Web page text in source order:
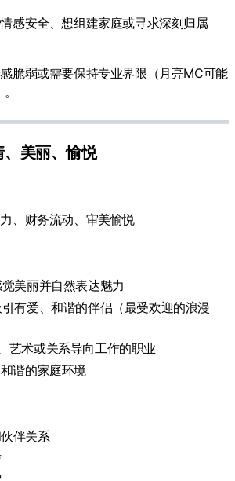
感安全、想组建家庭或寻求深刻归属
脆弱或需要保持专业界限（月亮MC可能
美丽、愉悦
、财务流动、审美愉悦
觉美丽并自然表达魅力
引有爱、和谐的伴侣（最受欢迎的浪漫
艺术或关系导向工作的职业
和谐的家庭环境
伴关系